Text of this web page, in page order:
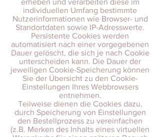
erheben und verarbeiten diese im
individuellen Umfang bestimmte
Nutzerinformationen wie Browser- und
Standortdaten sowie IP-Adresswerte.
Persistente Cookies werden
automatisiert nach einer vorgegebenen
Dauer gelöscht, die sich je nach Cookie
unterscheiden kann. Die Dauer der
jeweiligen Cookie-Speicherung können
Sie der Übersicht zu den Cookie-
Einstellungen Ihres Webbrowsers
entnehmen.
Teilweise dienen die Cookies dazu,
durch Speicherung von Einstellungen
den Bestellprozess zu vereinfachen
(z.B. Merken des Inhalts eines virtuellen